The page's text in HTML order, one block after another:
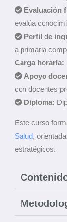
Evaluación
evalúa
Perfil de
a primaria
Carga horaria:
Apoyo
con docentes
Diploma:
Este curso
Salud,
estratégicos.